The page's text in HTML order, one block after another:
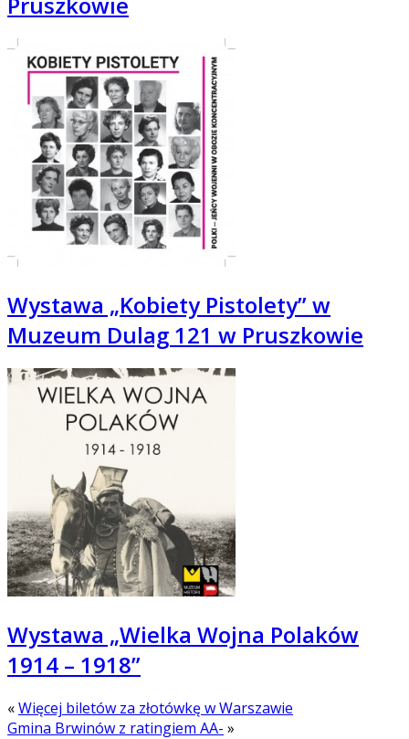
Wystawa „Kobiety Pistolety” w
Muzeum Dulag 121 w Pruszkowie
Wystawa „Wielka Wojna Polaków
1914 – 1918”
«Więcej biletów za złotówkę w Warszawie
Gmina Brwinów z ratingiem AA- »